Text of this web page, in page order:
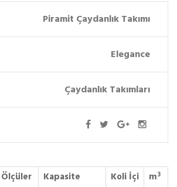
Piramit Çaydanlık Takımı
Elegance
Çaydanlık Takımları
Ölçüler Kapasite Koli İçi m3